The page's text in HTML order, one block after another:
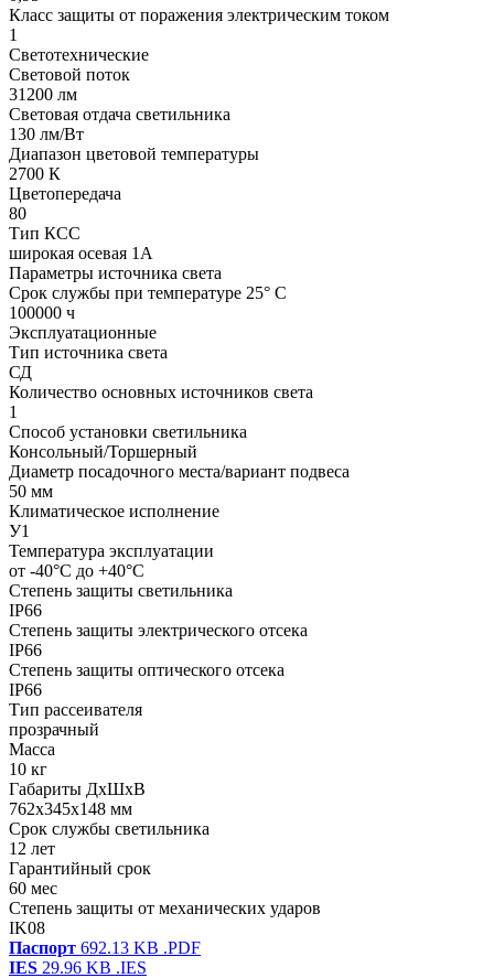
Класс защиты от поражения электрическим током
1
Светотехнические
Световой поток
31200 лм
Световая отдача светильника
130 лм/Вт
Диапазон цветовой температуры
2700 К
Цветопередача
80
Тип КСС
широкая осевая 1А
Параметры источника света
Срок службы при температуре 25° С
100000 ч
Эксплуатационные
Тип источника света
СД
Количество основных источников света
1
Способ установки светильника
Консольный/Торшерный
Диаметр посадочного места/вариант подвеса
50 мм
Климатическое исполнение
У1
Температура эксплуатации
от -40°С до +40°С
Степень защиты светильника
IP66
Степень защиты электрического отсека
IP66
Степень защиты оптического отсека
IP66
Тип рассеивателя
прозрачный
Масса
10 кг
Габариты ДхШхВ
762x345x148 мм
Срок службы светильника
12 лет
Гарантийный срок
60 мес
Степень защиты от механических ударов
IK08
Паспорт 692.13 KB .PDF
IES 29.96 KB .IES